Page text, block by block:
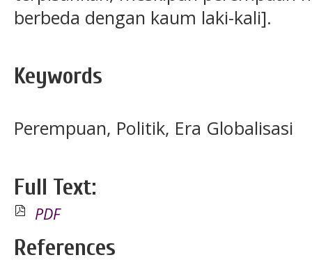
berbeda dengan kaum laki-kali].
Keywords
Perempuan, Politik, Era Globalisasi
Full Text:
PDF
References